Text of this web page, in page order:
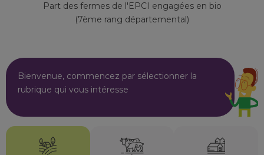
Part des fermes de l'EPCI engagées en bio
(7ème rang départemental)
Bienvenue, commencez par sélectionner la
rubrique qui vous intéresse